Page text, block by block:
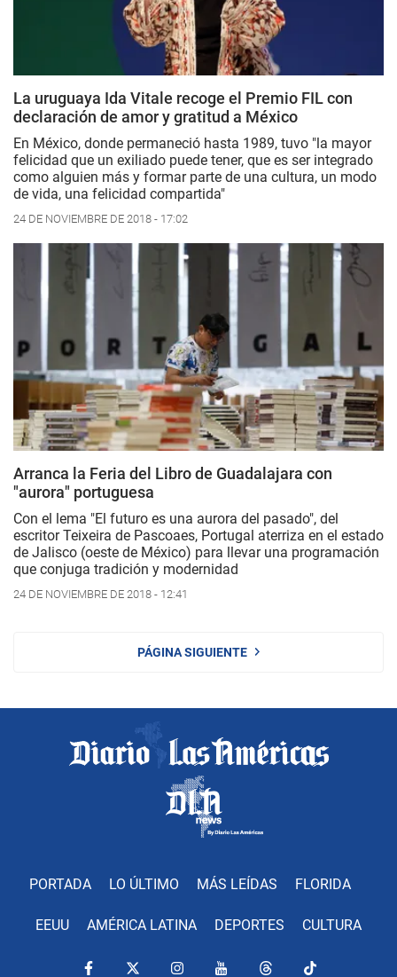
La uruguaya Ida Vitale recoge el Premio FIL con
declaración de amor y gratitud a México
En México, donde permaneció hasta 1989, tuvo "la mayor
felicidad que un exiliado puede tener, que es ser integrado
como alguien más y formar parte de una cultura, un modo
de vida, una felicidad compartida"
24 DE NOVIEMBRE DE 2018 - 17:02
Arranca la Feria del Libro de Guadalajara con
"aurora" portuguesa
Con el lema "El futuro es una aurora del pasado", del
escritor Teixeira de Pascoaes, Portugal aterriza en el estado
de Jalisco (oeste de México) para llevar una programación
que conjuga tradición y modernidad
24 DE NOVIEMBRE DE 2018 - 12:41
PÁGINA SIGUIENTE
PORTADA LO ÚLTIMO MÁS LEÍDAS FLORIDA
EEUU AMÉRICA LATINA DEPORTES CULTURA